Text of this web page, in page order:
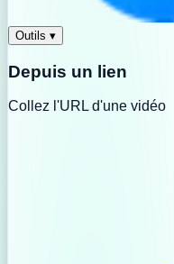
Outils ▾
Depuis un lien
Collez l'URL d'une vidéo